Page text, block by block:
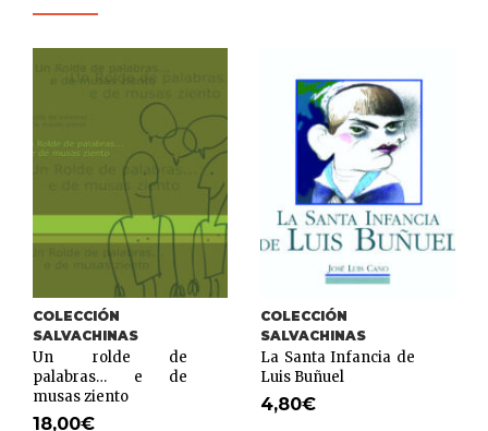
COLECCIÓN
SALVACHINAS
Un rolde de
palabras… e de
musas ziento
18,00€
COLECCIÓN
SALVACHINAS
La Santa Infancia de
Luis Buñuel
4,80€